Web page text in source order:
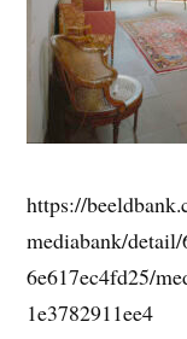
https://
mediabank/
6e617ec4fd25/
1e3782911ee4